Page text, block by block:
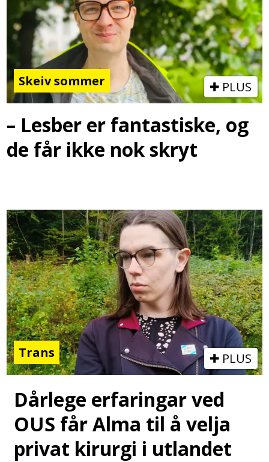
Skeiv sommer PLUS
– Lesber er fantastiske, og
de får ikke nok skryt
Trans PLUS
Dårlege erfaringar ved
OUS får Alma til å velja
privat kirurgi i utlandet